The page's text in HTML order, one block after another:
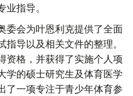
指导。
委会为叶恩利克提供了全面
导以及相关文件的整理。
资格，并获得了实施个人项
学的硕士研究生及体育医学
了一项专注于青少年体育参